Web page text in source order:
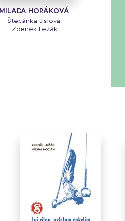
MILADA HORÁKOVÁ
Štěpánka Jislová,
Zdeněk Ležák